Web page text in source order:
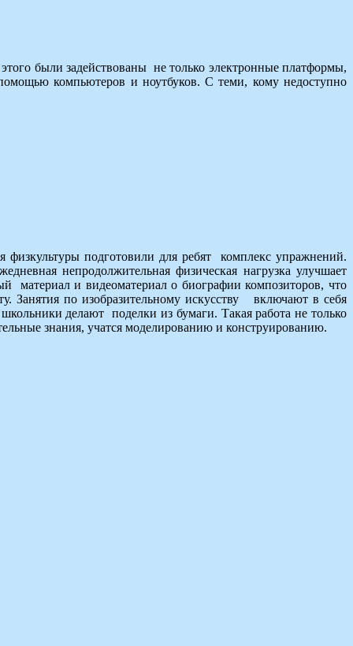
были задействованы не только электронные платформы,
компьютеров и ноутбуков. С теми, кому недоступно
подготовили для ребят комплекс упражнений.
непродолжительная физическая нагрузка улучшает
материал и видеоматериал о биографии композиторов, что
Занятия по изобразительному искусству
включают в себя
делают поделки из бумаги. Такая работа не только
знания, учатся моделированию и конструированию.